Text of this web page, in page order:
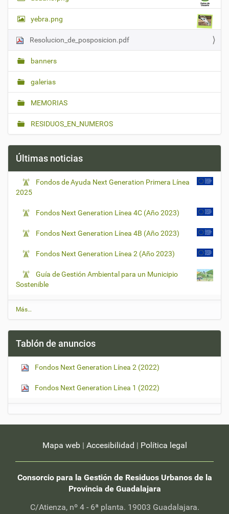
yebra.png
Resolucion_de_posposicion.pdf
banners
galerias
MEMORIAS
RESIDUOS_EN_NUMEROS
Últimas noticias
Fondos de Ayuda Next Generation Primera Línea
2025
Fondos Next Generation Línea 4C (Año 2023)
Fondos Next Generation Línea 4B (Año 2023)
Fondos Next Generation Línea 2 (Año 2023)
Guía de Gestión Ambiental para un Municipio
Sostenible
Ú
l
i
Más…
Tablón de anuncios
Fondos Next Generation Línea 2 (2022)
Fondos Next Generation Línea 1 (2022)
Mapa web| Accesibilidad | Política legal
Consorcio para la Gestión de Residuos Urbanos de la
Provincia de Guadalajara
C/Atienza, nº 4 - 6ª planta. 19003 Guadalajara.